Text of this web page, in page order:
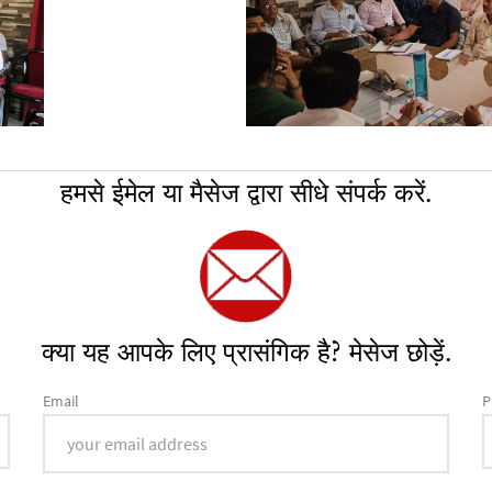
हमसे ईमेल या मैसेज द्वारा सीधे संपर्क करें.
क्या यह आपके लिए प्रासंगिक है? मेसेज छोड़ें.
Email